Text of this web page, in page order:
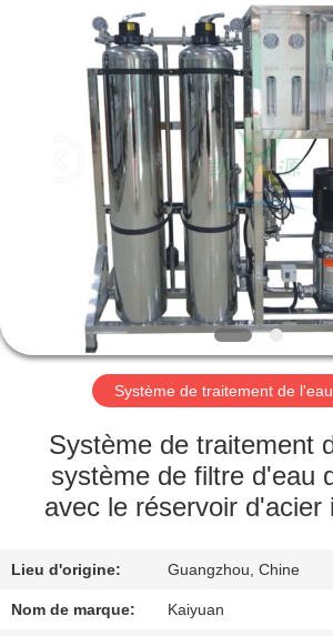
MAISON
PRODUITS
SUJET
DE
NOUS
VISITE
D'USINE
DE
QUALITÉ
Système de traitement de
Système de traitement
système de filtre d'eau
avec le réservoir d'acier
Lieu d'origine: Guangzhou, Chine
Nom de marque: Kaiyuan